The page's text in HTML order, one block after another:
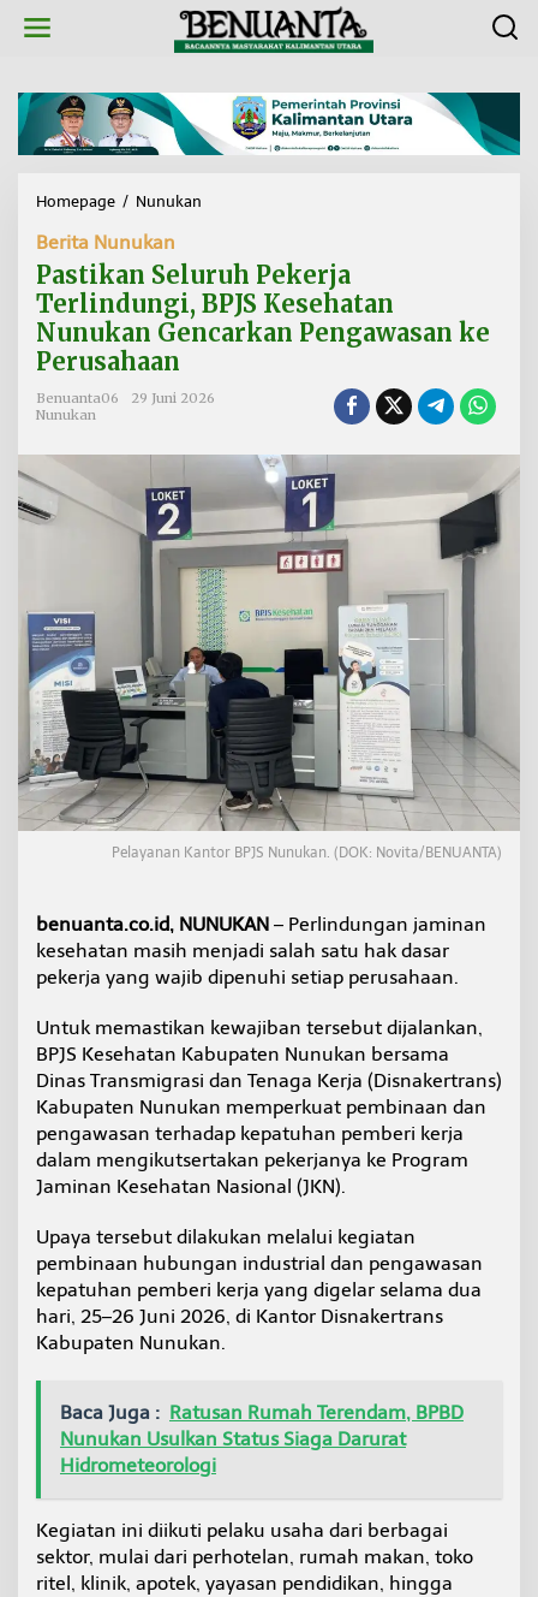
Homepage / Nunukan
t
i
k
a
e
r
e
k
e
r
j
a
T
e
n
u
n
,
B
P
K
e
s
e
h
a
t
n
u
n
u
a
n
n
c
r
k
n
P
e
Berita Nunukan
Pastikan Seluruh Pekerja
Terlindungi, BPJS Kesehatan
Nunukan Gencarkan Pengawasan ke
Perusahaan
Benuanta06
29 Juni 2026
Nunukan
Pelayanan Kantor BPJS Nunukan. (DOK: Novita/BENUANTA)
benuanta.co.id, NUNUKAN – Perlindungan jaminan
kesehatan masih menjadi salah satu hak dasar
pekerja yang wajib dipenuhi setiap perusahaan.
Untuk memastikan kewajiban tersebut dijalankan,
BPJS Kesehatan Kabupaten Nunukan bersama
Dinas Transmigrasi dan Tenaga Kerja (Disnakertrans)
Kabupaten Nunukan memperkuat pembinaan dan
pengawasan terhadap kepatuhan pemberi kerja
dalam mengikutsertakan pekerjanya ke Program
Jaminan Kesehatan Nasional (JKN).
Upaya tersebut dilakukan melalui kegiatan
pembinaan hubungan industrial dan pengawasan
kepatuhan pemberi kerja yang digelar selama dua
hari, 25–26 Juni 2026, di Kantor Disnakertrans
Kabupaten Nunukan.
Baca Juga : Ratusan Rumah Terendam, BPBD
Nunukan Usulkan Status Siaga Darurat
Hidrometeorologi
Kegiatan ini diikuti pelaku usaha dari berbagai
sektor, mulai dari perhotelan, rumah makan, toko
ritel, klinik, apotek, yayasan pendidikan, hingga